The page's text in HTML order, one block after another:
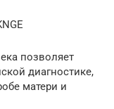
позволяет
диагностике,
матери и